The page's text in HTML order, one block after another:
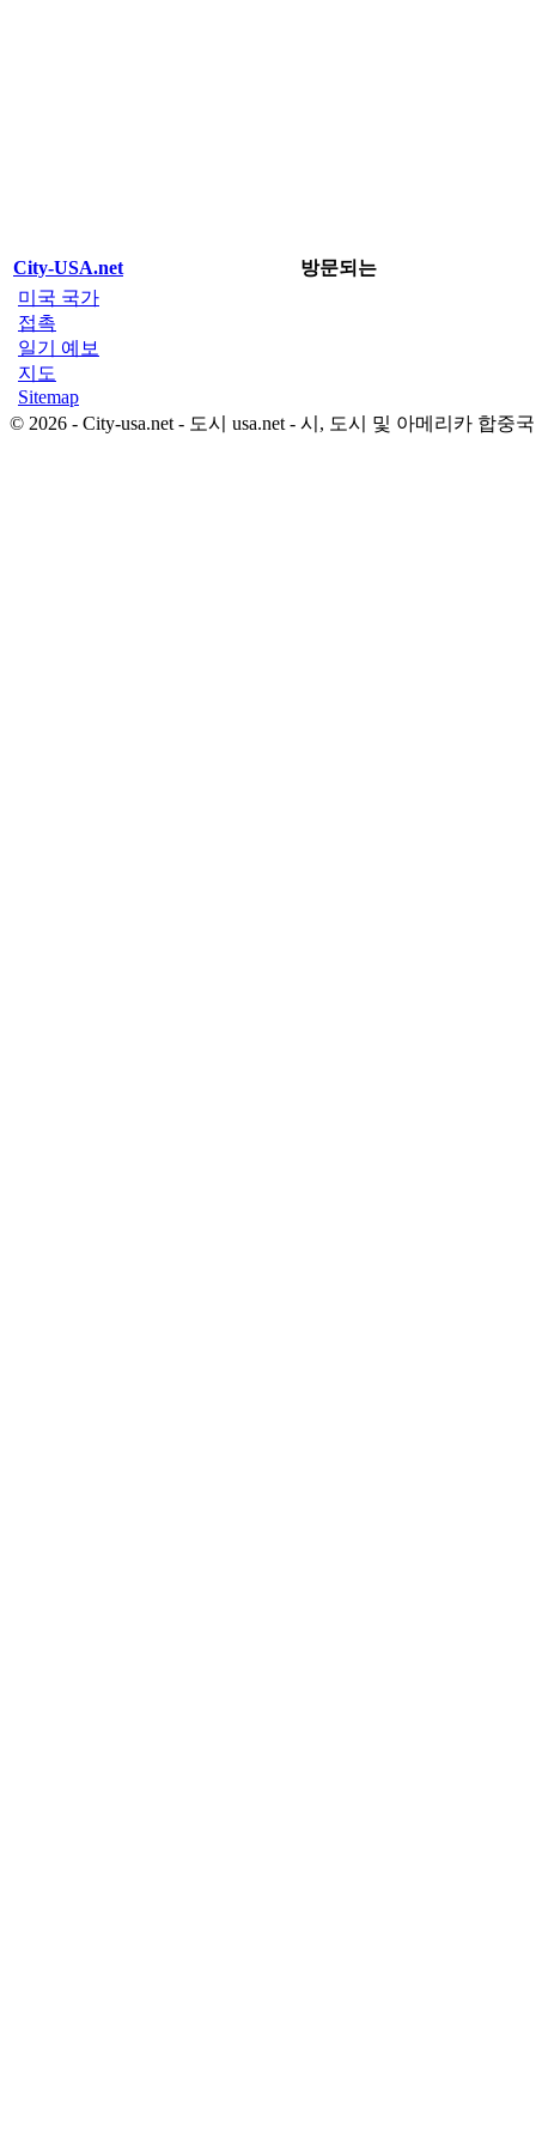
City-USA.net
방문되는
미국 국가
접촉
일기 예보
지도
Sitemap
© 2026 - City-usa.net - 도시 usa.net - 시, 도시 및 아메리카 합중